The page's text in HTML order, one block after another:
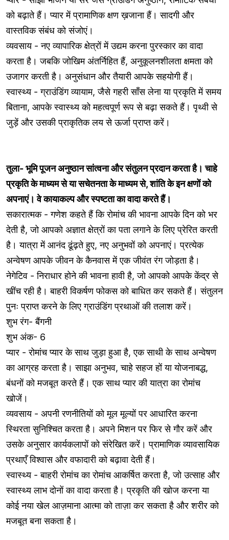
को बढ़ाते हैं। प्यार में प्रामाणिक क्षण ख़जाना हैं। सादगी और
वास्तविक संबंध को संजोएं।
व्यवसाय - नए व्यापारिक क्षेत्रों में उद्यम करना पुरस्कार का वादा
करता है। जबकि जोखिम अंतर्निहित हैं, अनुकूलनशीलता क्षमता को
उजागर करती है। अनुसंधान और तैयारी आपके सहयोगी हैं।
स्वास्थ्य - ग्राउंडिंग व्यायाम, जैसे गहरी साँस लेना या प्रकृति में समय
बिताना, आपके स्वास्थ्य को महत्वपूर्ण रूप से बढ़ा सकते हैं। पृथ्वी से
जुड़ें और उसकी प्राकृतिक लय से ऊर्जा प्राप्त करें।
तुला- भूमि पूजन अनुष्ठान सांत्वना और संतुलन प्रदान करता है। चाहे
प्रकृति के माध्यम से या सचेतनता के माध्यम से, शांति के इन क्षणों को
अपनाएं। वे कायाकल्प और स्पष्टता का वादा करते हैं।
सकारात्मक - गणेश कहते हैं कि रोमांच की भावना आपके दिन को भर
देती है, जो आपको अज्ञात क्षेत्रों का पता लगाने के लिए प्रेरित करती
है। यात्रा में आनंद ढूंढ़ते हुए, नए अनुभवों को अपनाएं। प्रत्येक
अन्वेषण आपके जीवन के कैनवास में एक जीवंत रंग जोड़ता है।
नेगेटिव - निराधार होने की भावना हावी है, जो आपको आपके केंद्र से
खींच रही है। बाहरी विकर्षण फोकस को बाधित कर सकते हैं। संतुलन
पुनः प्राप्त करने के लिए ग्राउंडिंग प्रथाओं की तलाश करें।
शुभ रंग- बैंगनी
शुभ अंक- 6
प्यार - रोमांच प्यार के साथ जुड़ा हुआ है, एक साथी के साथ अन्वेषण
का आग्रह करता है। साझा अनुभव, चाहे सहज हों या योजनाबद्ध,
बंधनों को मजबूत करते हैं। एक साथ प्यार की यात्रा का रोमांच
खोजें।
व्यवसाय - अपनी रणनीतियों को मूल मूल्यों पर आधारित करना
स्थिरता सुनिश्चित करता है। अपने मिशन पर फिर से गौर करें और
उसके अनुसार कार्यकलापों को संरेखित करें। प्रामाणिक व्यावसायिक
प्रथाएँ विश्वास और वफादारी को बढ़ावा देती हैं।
स्वास्थ्य - बाहरी रोमांच का रोमांच आकर्षित करता है, जो उत्साह और
स्वास्थ्य लाभ दोनों का वादा करता है। प्रकृति की खोज करना या
कोई नया खेल आज़माना आत्मा को ताज़ा कर सकता है और शरीर को
मजबूत बना सकता है।